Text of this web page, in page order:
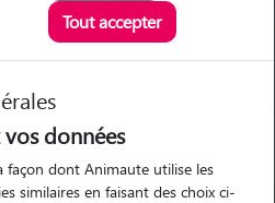
animaux à
Médoc
à Saint-
Tout accepter
données
façon dont Animaute utilise les
similaires en faisant des choix ci-